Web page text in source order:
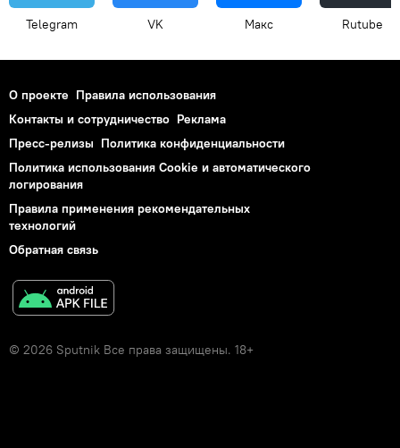
Telegram VK Макс Rutube
О проекте Правила использования
Контакты и сотрудничество Реклама
Пресс-релизы Политика конфиденциальности
Политика использования Cookie и автоматического
логирования
Правила применения рекомендательных
технологий
Обратная связь
© 2026 Sputnik Все права защищены. 18+